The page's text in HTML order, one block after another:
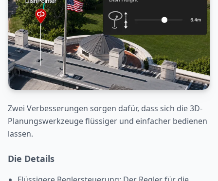
Zwei Verbesserungen sorgen dafür, dass sich die 3D-
Planungswerkzeuge flüssiger und einfacher bedienen
lassen.
Die Details